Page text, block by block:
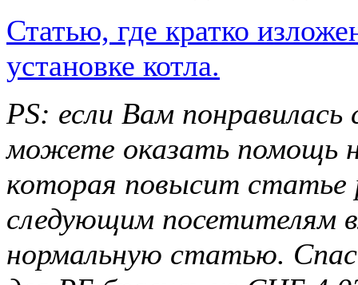
Статью, где кратко
установке котла.
PS: если Вам
можете оказать помощь
которая повысит
следующим посетителям
нормальную статью.